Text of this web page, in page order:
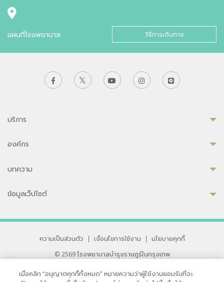
แผนที่โรงพยาบาล วิธีการเดินทาง
บริการ
องค์กร
บทความ
ข้อมูลเว็ปไซต์
ความเป็นส่วนตัว | เงื่อนไขการใช้งาน |
นโยบายคุกกี้
© 2569 โรงพยาบาลบำรุงราษฎร์ในกรุงเทพ
เมื่อคลิก “อนุญาตคุกกี้ทั้งหมด” หมายความว่าผู้ใช้งานยอมรับที่จะ